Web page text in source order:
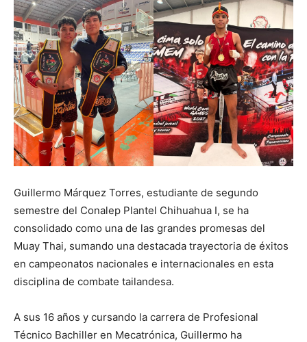
Guillermo Márquez Torres, estudiante de segundo
semestre del Conalep Plantel Chihuahua I, se ha
consolidado como una de las grandes promesas del
Muay Thai, sumando una destacada trayectoria de éxitos
en campeonatos nacionales e internacionales en esta
disciplina de combate tailandesa.
A sus 16 años y cursando la carrera de Profesional
Técnico Bachiller en Mecatrónica, Guillermo ha